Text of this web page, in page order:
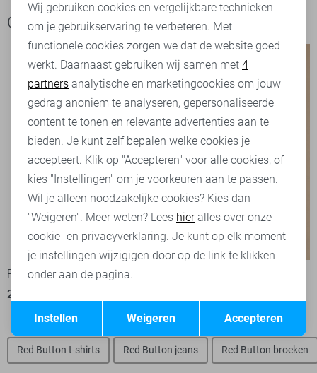
Ook het bekijken waard
-50%
Red Button T-shirt
20,00
-50%
Red Button t-shirts Red Button jeans Red Button broeken
Personalisatie cookies
Analytische cookies
Marketing cookies
Terug Opslaan
Wij gebruiken cookies en vergelijkbare technieken
om je gebruikservaring te verbeteren. Met
functionele cookies zorgen we dat de website goed
werkt. Daarnaast gebruiken wij samen met 4
partners analytische en marketingcookies om jouw
gedrag anoniem te analyseren, gepersonaliseerde
content te tonen en relevante advertenties aan te
bieden. Je kunt zelf bepalen welke cookies je
accepteert. Klik op "Accepteren" voor alle cookies, of
kies "Instellingen" om je voorkeuren aan te passen.
Wil je alleen noodzakelijke cookies? Kies dan
"Weigeren". Meer weten? Lees hieralles over onze
cookie- en privacyverklaring. Je kunt op elk moment
je instellingen wijzigigen door op de link te klikken
onder aan de pagina.
Accepteren
Weigeren
Instellen